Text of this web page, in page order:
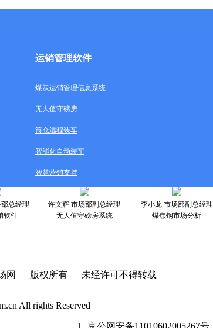
运销管理软件
煤炭运销管理信息系统
无人值守磅房
筒仓远程装车
智能化自动装车
智慧营销支持
总经理
软件
许文辉 市场部副总经理
无人值守磅房系统
李小龙 市场部副总经理
煤焦钢市场分析
网 版权所有 未经许可不得转载
All rights Reserved
| 京公网安备11010602005267号